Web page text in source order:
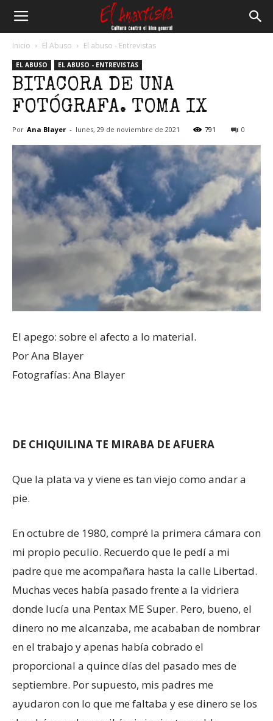
Anartista
Inicio El Abuso El abuso - Entrevistas
EL ABUSO EL ABUSO - ENTREVISTAS
BITACORA DE UNA
FOTÓGRAFA. TOMA IX
Por Ana Blayer - lunes, 29 de noviembre de 2021 791 0
El apego: sobre el afecto a lo material.
Por Ana Blayer
Fotografías: Ana Blayer
DE CHIQUILINA TE MIRABA DE AFUERA
Que la plata va y viene es tan viejo como andar a
pie.
En octubre de 1980, compré la primera cámara con
mi propio peculio. Recuerdo que le pedí a mi
padre que me acompañara hasta la calle Libertad.
Muchas veces había pasado frente a la vidriera
donde lucía una Pentax ME Super. Pero, bueno, el
dinero no me alcanzaba, me acababan de nombrar
en el trabajo y apenas había cobrado el
proporcional a quince días del pasado mes de
septiembre. Por supuesto, mis padres me
ayudaron con lo que me faltaba y ese dinero se los